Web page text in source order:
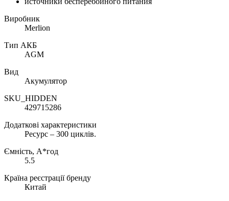
Виробник
Merlion
Тип АКБ
AGM
Вид
Акумулятор
SKU_HIDDEN
429715286
Додаткові характеристики
Ресурс – 300 циклів.
Ємність, А*год
5.5
Країна реєстрації бренду
Китай